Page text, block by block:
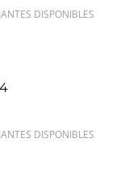
DISPONIBLES
DISPONIBLES